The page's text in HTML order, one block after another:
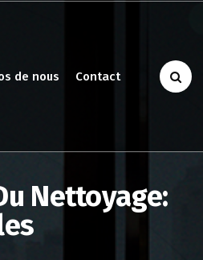
de nous Contact
Nettoyage: